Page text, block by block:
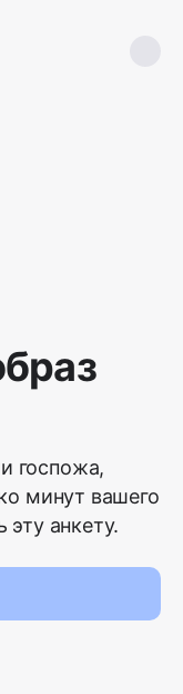
госпожа,
минут вашего
эту анкету.